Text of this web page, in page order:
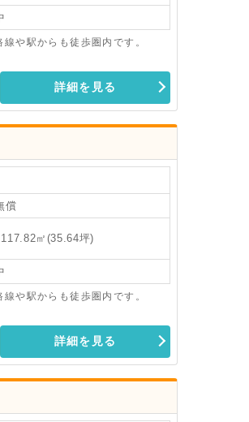
や駅からも徒歩圏内です。
詳細を見る
償
㎡(35.64坪)
や駅からも徒歩圏内です。
詳細を見る